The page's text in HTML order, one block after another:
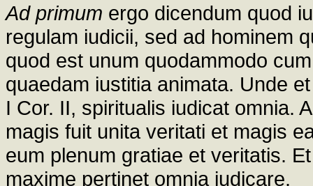
Ad primum ergo dicendum quod
regulam iudicii, sed ad hominem
quod est unum quodammodo
quaedam iustitia animata. Unde
I Cor. II, spiritualis iudicat omnia.
magis fuit unita veritati et magis
eum plenum gratiae et veritatis.
maxime pertinet omnia iudicare.